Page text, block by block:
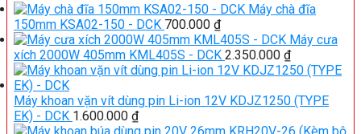
Máy chà đĩa
150mm KSA02-150 - DCK 700.000 ₫
Máy cưa
xích 2000W 405mm KML405S - DCK 2.350.000 ₫
Máy khoan vặn vít dùng pin Li-ion 12V KDJZ1250 (TYPE
EK) - DCK 1.600.000 ₫